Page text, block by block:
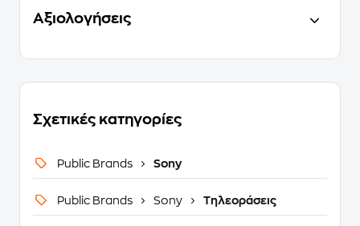
Αξιολογήσεις
Σχετικές κατηγορίες
Public Brands Sony
Public Brands Sony Τηλεοράσεις